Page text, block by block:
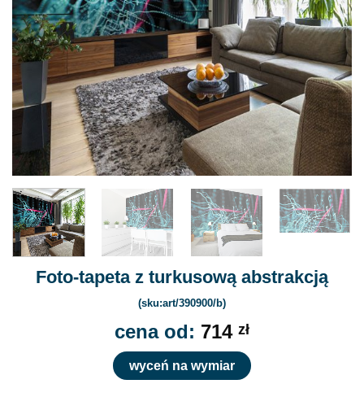
Foto-tapeta z turkusową abstrakcją
(sku:art/390900/b)
cena od: 714 zł
wyceń na wymiar